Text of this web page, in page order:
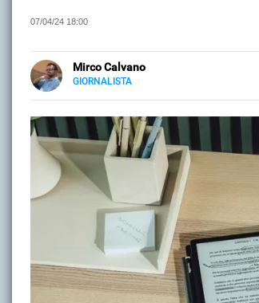
07/04/24 18:00
Mirco Calvano
GIORNALISTA